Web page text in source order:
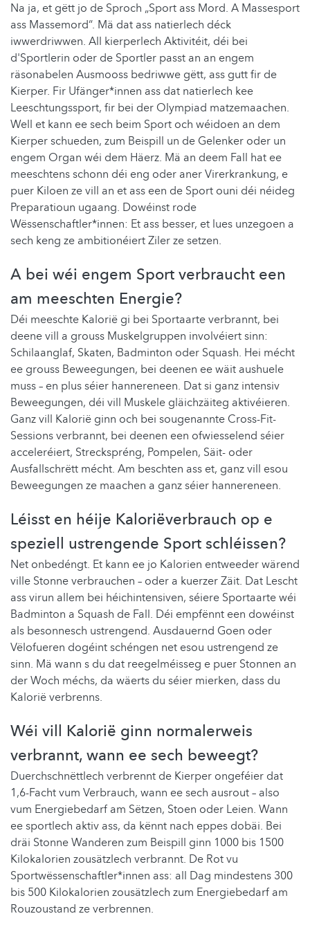
Na ja, et gëtt jo de Sproch „Sport ass Mord. A Massesport
ass Massemord“. Mä dat ass natierlech déck
iwwerdriwwen. All kierperlech Aktivitéit, déi bei
d'Sportlerin oder de Sportler passt an an engem
räsonabelen Ausmooss bedriwwe gëtt, ass gutt fir de
Kierper. Fir Ufänger*innen ass dat natierlech kee
Leeschtungssport, fir bei der Olympiad matzemaachen.
Well et kann ee sech beim Sport och wéidoen an dem
Kierper schueden, zum Beispill un de Gelenker oder un
engem Organ wéi dem Häerz. Mä an deem Fall hat ee
meeschtens schonn déi eng oder aner Virerkrankung, e
puer Kiloen ze vill an et ass een de Sport ouni déi néideg
Preparatioun ugaang. Dowéinst rode
Wëssenschaftler*innen: Et ass besser, et lues unzegoen a
sech keng ze ambitionéiert Ziler ze setzen.
A bei wéi engem Sport verbraucht een
am meeschten Energie?
Déi meeschte Kalorië gi bei Sportaarte verbrannt, bei
deene vill a grouss Muskelgruppen involvéiert sinn:
Schilaanglaf, Skaten, Badminton oder Squash. Hei mécht
ee grouss Beweegungen, bei deenen ee wäit aushuele
muss – en plus séier hannereneen. Dat si ganz intensiv
Beweegungen, déi vill Muskele gläichzäiteg aktivéieren.
Ganz vill Kalorië ginn och bei sougenannte Cross-Fit-
Sessions verbrannt, bei deenen een ofwiesselend séier
acceleréiert, Streckspréng, Pompelen, Säit- oder
Ausfallschrëtt mécht. Am beschten ass et, ganz vill esou
Beweegungen ze maachen a ganz séier hannereneen.
Léisst en héije Kaloriëverbrauch op e
speziell ustrengende Sport schléissen?
Net onbedéngt. Et kann ee jo Kalorien entweeder wärend
ville Stonne verbrauchen – oder a kuerzer Zäit. Dat Lescht
ass virun allem bei héichintensiven, séiere Sportaarte wéi
Badminton a Squash de Fall. Déi empfënnt een dowéinst
als besonnesch ustrengend. Ausdauernd Goen oder
Vëlofueren dogéint schéngen net esou ustrengend ze
sinn. Mä wann s du dat reegelméisseg e puer Stonnen an
der Woch méchs, da wäerts du séier mierken, dass du
Kalorië verbrenns.
Wéi vill Kalorië ginn normalerweis
verbrannt, wann ee sech beweegt?
Duerchschnëttlech verbrennt de Kierper ongeféier dat
1,6-Facht vum Verbrauch, wann ee sech ausrout – also
vum Energiebedarf am Sëtzen, Stoen oder Leien. Wann
ee sportlech aktiv ass, da kënnt nach eppes dobäi. Bei
dräi Stonne Wanderen zum Beispill ginn 1000 bis 1500
Kilokalorien zousätzlech verbrannt. De Rot vu
Sportwëssenschaftler*innen ass: all Dag mindestens 300
bis 500 Kilokalorien zousätzlech zum Energiebedarf am
Rouzoustand ze verbrennen.